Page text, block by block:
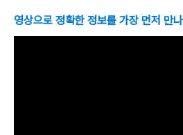
영상으로 정확한 정보를 가장 먼저 만